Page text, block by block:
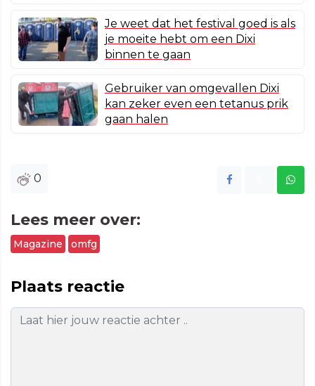
Je weet dat het festival goed is als
je moeite hebt om een Dixi
binnen te gaan
Gebruiker van omgevallen Dixi
kan zeker even een tetanus prik
gaan halen
0
Lees meer over:
Magazine omfg
Plaats reactie